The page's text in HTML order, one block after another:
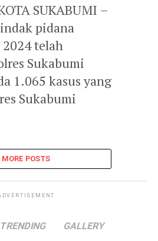
SUKABUMI –
pidana
telah
Sukabumi
1.065 kasus yang
Sukabumi
MORE POSTS
TRENDING GALLERY